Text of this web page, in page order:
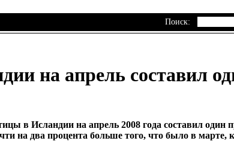
Поиск:
на апрель составил
в Исландии на апрель 2008 года составил один
на два процента больше того, что было в марте,